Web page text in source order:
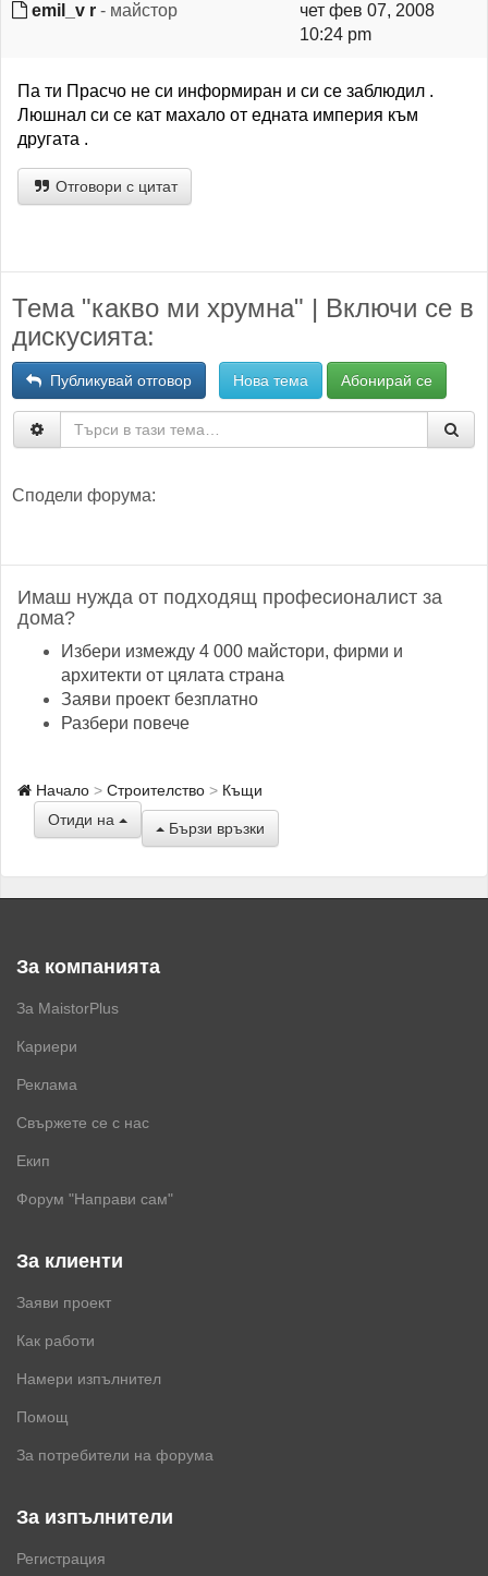
emil_v r - майстор
чет фев 07, 2008
10:24 pm
Па ти Прасчо не си информиран и си се заблюдил .
Люшнал си се кат махало от едната империя към
другата .
Отговори с цитат
Тема "какво ми хрумна" | Включи се в
дискусията:
Публикувай отговор Нова тема Абонирай се
Сподели форума:
Имаш нужда от подходящ професионалист за
дома?
Избери измежду 4 000 майстори, фирми и
архитекти от цялата страна
Заяви проект безплатно
Разбери повече
Начало Строителство
Къщи
Отиди на
Бързи връзки
За компанията
За MaistorPlus
Кариери
Реклама
Свържете се с нас
Екип
Форум "Направи сам"
За клиенти
Заяви проект
Как работи
Намери изпълнител
Помощ
За потребители на форума
За изпълнители
Регистрация